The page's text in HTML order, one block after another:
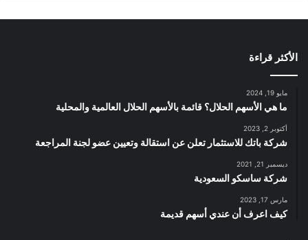
الأكثر قراءة
مايو 19, 2024
ما هي الأسهم الحلال؟ قائمة بالأسهم الحلال العالمية والمحلية
أكتوبر 2, 2023
شركة باتك للاستثمار تعلن عن استقالة وتعيين عضو لجنة المراجعة
ديسمبر 21, 2021
شركة ساسكو السعودية
مارس 17, 2023
كيف اعرف أن عندي أسهم قديمة